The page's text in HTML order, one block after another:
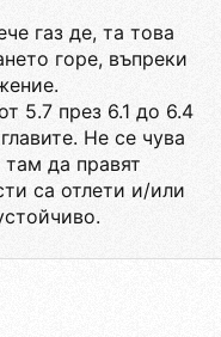
газ де, та това
горе, въпреки
5.7 през 6.1 до 6.4
Не се чува
да правят
са отлети и/или